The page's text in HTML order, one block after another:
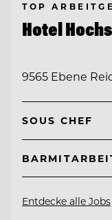
TOP
Hotel
9565 Ebene
SOUS CHEF
Entdecke alle Jobs